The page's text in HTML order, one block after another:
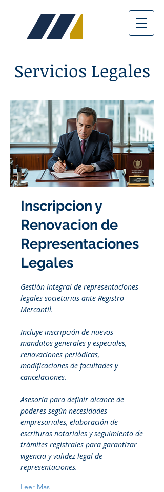
Servicios Legales
Inscripcion y
Renovacion de
Representaciones
Legales
Gestión integral de representaciones
legales societarias ante Registro
Mercantil.
Incluye inscripción de nuevos
mandatos generales y especiales,
renovaciones periódicas,
modificaciones de facultades y
cancelaciones.
Asesoría para definir alcance de
poderes según necesidades
empresariales, elaboración de
escrituras notariales y seguimiento de
trámites registrales para garantizar
vigencia y validez legal de
representaciones.
Leer Mas